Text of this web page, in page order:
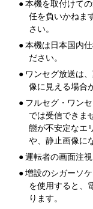
●本機を取付けて
任を負いかねま
さい。
●本機は日本国内
ださい。
● ワンセグ放送は
像に見える場合
● フルセグ・ワン
では受信できま
態が不安定なエ
や、静止画像に
●運転者の画面注
●増設のシガーソ
を使用すると、
ります。